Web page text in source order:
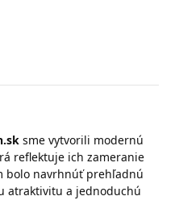
sme vytvorili modernú
reflektuje ich zameranie
bolo navrhnúť prehľadnú
atraktivitu a jednoduchú